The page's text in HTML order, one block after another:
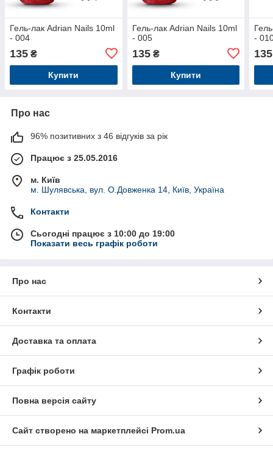
Гель-лак Adrian Nails 10ml
- 004
135 ₴
Купити
Гель-лак Adrian Nails 10ml
- 005
135₴
Купити
-
135
Про нас
96% позитивних з 46 відгуків за рік
Працює з 25.05.2016
м. Київ
м. Шулявська, вул. О.Довженка 14, Київ, Україна
Контакти
Сьогодні працює з 10:00 до 19:00
Показати весь графік роботи
Про нас
Контакти
Доставка та оплата
Графік роботи
Повна версія сайту
Сайт створено на маркетплейсі Prom.ua